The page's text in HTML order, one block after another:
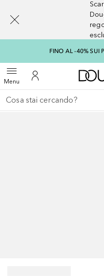
FINO AL -40% SUI
MenuApri menuAl Mio Account
Torna indietro
Esegui ricerca